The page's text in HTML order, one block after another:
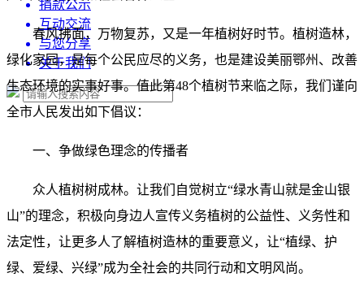
捐款公示
互动交流
与您分享
关于我们
春风拂面，万物复苏，又是一年植树好时节。植树造林，
绿化家园，是每个公民应尽的义务，也是建设美丽鄂州、改善
生态环境的实事好事。值此第48个植树节来临之际，我们谨向
全市人民发出如下倡议：
一、争做绿色理念的传播者
众人植树树成林。让我们自觉树立“绿水青山就是金山银
山”的理念，积极向身边人宣传义务植树的公益性、义务性和
法定性，让更多人了解植树造林的重要意义，让“植绿、护
绿、爱绿、兴绿”成为全社会的共同行动和文明风尚。